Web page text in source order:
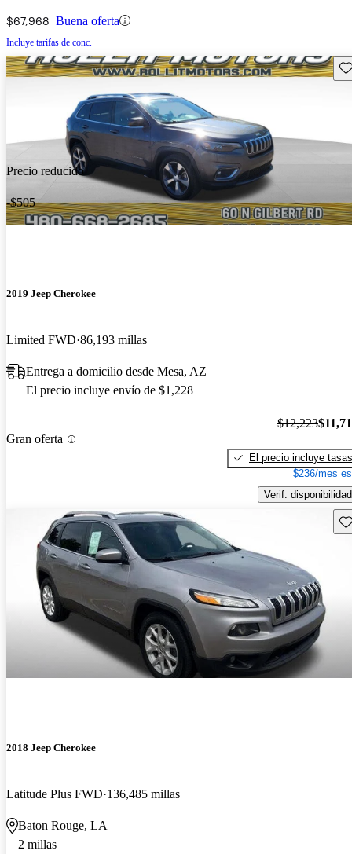
$67,968 Buena oferta
Incluye tarifas de conc.
Precio reducido
-$505
2019 Jeep Cherokee
Limited FWD 86,193 millas
Entrega a domicilio desde Mesa, AZ
El precio incluye envío de $1,228
Gran oferta
$12,223
El precio incluye tasas
$236/mes
Verif. disponibilidad
2018 Jeep Cherokee
Latitude Plus FWD 136,485 millas
Baton Rouge, LA
2 millas